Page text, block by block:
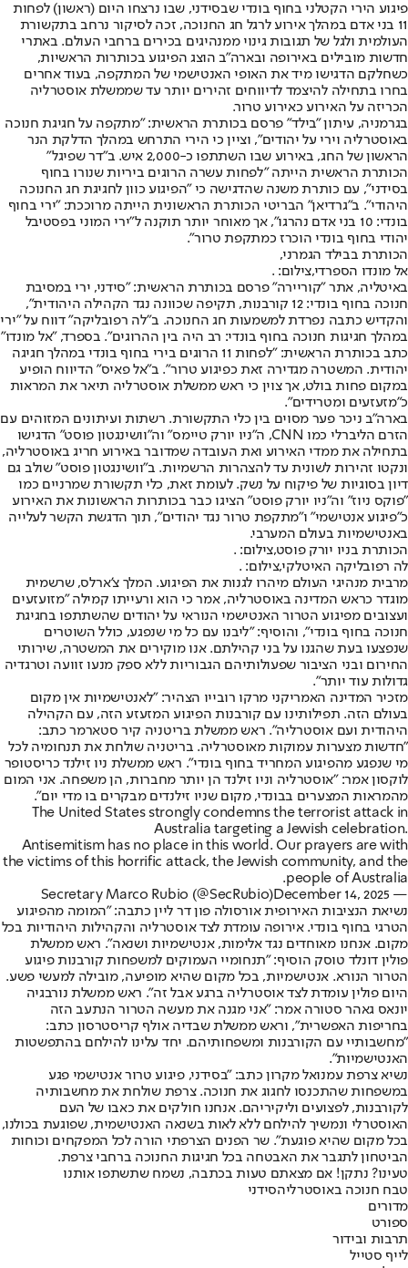
פיגוע הירי הקטלני בחוף בונדי שבסידני, שבו נרצחו היום (ראשון) לפחות
11 בני אדם במהלך אירוע לרגל חג החנוכה, זכה לסיקור נרחב בתקשורת
העולמית ולגל של תגובות גינוי ממנהיגים בכירים ברחבי העולם. באתרי
חדשות מובילים באירופה ובארה"ב הוצג הפיגוע בכותרות הראשיות,
כשחלקם הדגישו מיד את האופי האנטישמי של המתקפה, בעוד אחרים
בחרו בתחילה להיצמד לדיווחים זהירים יותר עד שממשלת אוסטרליה
הכריזה על האירוע כאירוע טרור.
בגרמניה, עיתון ״בילד״ פרסם בכותרת הראשית: ״מתקפה על חגיגת חנוכה
באוסטרליה וירי על יהודים״, וציין כי הירי התרחש במהלך הדלקת הנר
הראשון של החג, באירוע שבו השתתפו כ-2,000 איש. ב״דר שפיגל״
הכותרת הראשית הייתה ״לפחות עשרה הרוגים ביריות שנורו בחוף
בסידני״, עם כותרת משנה שהדגישה כי ״הפיגוע כוון לחגיגת חג החנוכה
היהודי״. ב״גרדיאן״ הבריטי הכותרת הראשונית הייתה מרוככת: ״ירי בחוף
בונדי: 10 בני אדם נהרגו״, אך מאוחר יותר תוקנה ל״ירי המוני בפסטיבל
יהודי בחוף בונדי הוכרז כמתקפת טרור״.
הכותרת בבילד הגמרני,
אל מונדו הספרדי,צילום: .
באיטליה, אתר ״קוריירה״ פרסם בכותרת הראשית: ״סידני, ירי במסיבת
חנוכה בחוף בונדי: 12 קורבנות, תקיפה שכוונה נגד הקהילה היהודית״,
והקדיש כתבה נפרדת למשמעות חג החנוכה. ב״לה רפובליקה״ דווח על ״ירי
במהלך חגיגות חנוכה בחוף בונדי: רב היה בין ההרוגים״. בספרד, ״אל מונדו״
כתב בכותרת הראשית: ״לפחות 11 הרוגים בירי בחוף בונדי במהלך חגיגה
יהודית. המשטרה מגדירה זאת כפיגוע טרור״. ב״אל פאיס״ הדיווח הופיע
במקום פחות בולט, אך צוין כי ראש ממשלת אוסטרליה תיאר את המראות
כ״מזעזעים ומטרידים״.
בארה"ב ניכר פער מסוים בין כלי התקשורת. רשתות ועיתונים המזוהים עם
הזרם הליברלי כמו CNN, ה״ניו יורק טיימס״ וה״וושינגטון פוסט״ הדגישו
בתחילה את ממדי האירוע ואת העובדה שמדובר באירוע חריג באוסטרליה,
ונקטו זהירות לשונית עד להצהרות הרשמיות. ב״וושינגטון פוסט״ שולב גם
דיון בסוגיות של פיקוח על נשק. לעומת זאת, כלי תקשורת שמרניים כמו
״פוקס ניוז״ וה״ניו יורק פוסט״ הציגו כבר בכותרות הראשונות את האירוע
כ״פיגוע אנטישמי״ ו״מתקפת טרור נגד יהודים״, תוך הדגשת הקשר לעלייה
באנטישמיות בעולם המערבי.
הכותרת בניו יורק פוסט,צילום: .
לה רפובליקה האיטלקי,צילום: .
מרבית מנהיגי העולם מיהרו לגנות את הפיגוע. המלך צ'ארלס, שרשמית
מוגדר כראש המדינה באוסטרליה, אמר כי הוא ורעייתו קמילה ״מזועזעים
ועצובים מפיגוע הטרור האנטישמי הנוראי על יהודים שהשתתפו בחגיגת
חנוכה בחוף בונדי״, והוסיף: ״ליבנו עם כל מי שנפגע, כולל השוטרים
שנפצעו בעת שהגנו על בני קהילתם. אנו מוקירים את המשטרה, שירותי
החירום ובני הציבור שפעולותיהם הגבוריות ללא ספק מנעו זוועה וטרגדיה
גדולות עוד יותר״.
מזכיר המדינה האמריקני מרקו רובייו הצהיר: ״לאנטישמיות אין מקום
בעולם הזה. תפילותינו עם קורבנות הפיגוע המזעזע הזה, עם הקהילה
היהודית ועם אוסטרליה״. ראש ממשלת בריטניה קיר סטארמר כתב:
״חדשות מצערות עמוקות מאוסטרליה. בריטניה שולחת את תנחומיה לכל
מי שנפגע מהפיגוע המחריד בחוף בונדי״. ראש ממשלת ניו זילנד כריסטופר
לוקסון אמר: ״אוסטרליה וניו זילנד הן יותר מחברות, הן משפחה. אני המום
מהמראות המצערים בבונדי, מקום שניו זילנדים מבקרים בו מדי יום״.
The United States strongly condemns the terrorist attack in
Australia targeting a Jewish celebration.
Antisemitism has no place in this world. Our prayers are with
the victims of this horrific attack, the Jewish community, and the
people of Australia.
— Secretary Marco Rubio (@SecRubio)
December 14, 2025
נשיאת הנציבות האירופית אורסולה פון דר ליין כתבה: ״המומה מהפיגוע
הטרגי בחוף בונדי. אירופה עומדת לצד אוסטרליה והקהילות היהודיות בכל
מקום. אנחנו מאוחדים נגד אלימות, אנטישמיות ושנאה״. ראש ממשלת
פולין דונלד טוסק הוסיף: ״תנחומיי העמוקים למשפחות קורבנות פיגוע
הטרור הנורא. אנטישמיות, בכל מקום שהיא מופיעה, מובילה למעשי פשע.
היום פולין עומדת לצד אוסטרליה ברגע אבל זה״. ראש ממשלת נורבגיה
יונאס גאהר סטורה אמר: ״אני מגנה את מעשה הטרור הנתעב הזה
בחריפות האפשרית״, וראש ממשלת שבדיה אולף קריסטרסון כתב:
״מחשבותיי עם הקורבנות ומשפחותיהם. יחד עלינו להילחם בהתפשטות
האנטישמיות״.
נשיא צרפת עמנואל מקרון כתב: ״בסידני, פיגוע טרור אנטישמי פגע
במשפחות שהתכנסו לחגוג את חנוכה. צרפת שולחת את מחשבותיה
לקורבנות, לפצועים וליקיריהם. אנחנו חולקים את כאבו של העם
האוסטרלי ונמשיך להילחם ללא לאות בשנאה האנטישמית, שפוגעת בכולנו,
בכל מקום שהיא פוגעת״. שר הפנים הצרפתי הורה לכל המפקחים וכוחות
הביטחון לתגבר את האבטחה בכל חגיגות החנוכה ברחבי צרפת.
טעינו? נתקן! אם מצאתם טעות בכתבה, נשמח שתשתפו אותנו
טבח חנוכה באוסטרליהסידני
מדורים
ספורט
תרבות ובידור
לייף סטייל